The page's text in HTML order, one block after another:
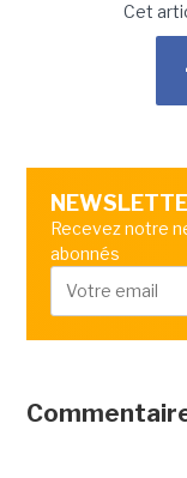
Cet
Recevez notre
abonnés